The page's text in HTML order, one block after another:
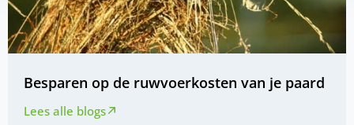
Besparen op de ruwvoerkosten van je paard
Lees alle blogs